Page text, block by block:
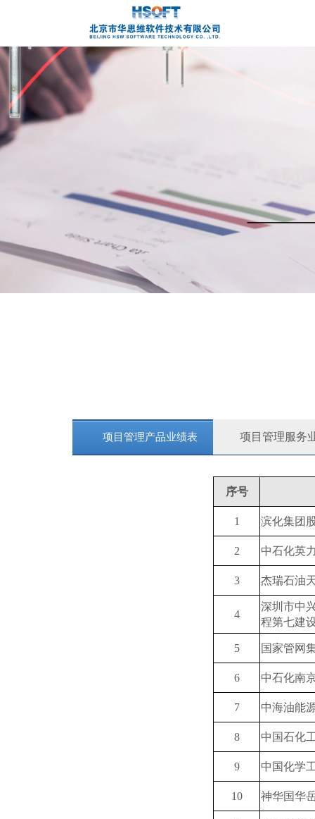
项目管理产品业绩表 项目管理服务
序号
1 滨化集团
2 中石化英
3 杰瑞石油
4
深圳市中
程第七建
5 国家管网
6 中石化南
7 中海油能
8 中国石化
9 中国化学
10 神华国华